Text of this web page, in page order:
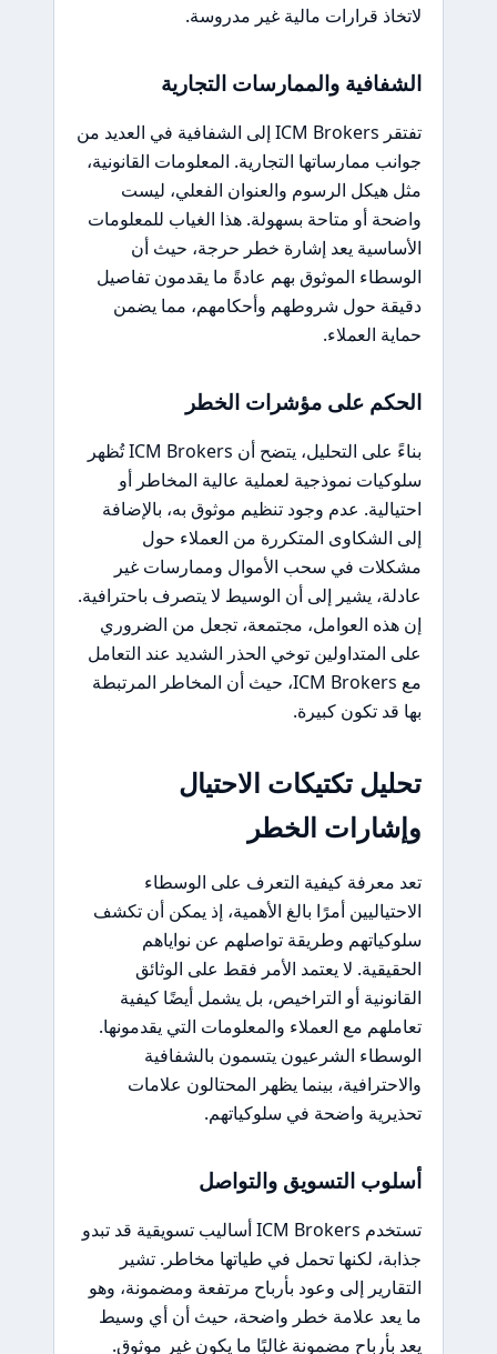
لاتخاذ قرارات مالية غير مدروسة.
الشفافية والممارسات التجارية
تفتقر ICM Brokers إلى الشفافية في العديد من
جوانب ممارساتها التجارية. المعلومات القانونية،
مثل هيكل الرسوم والعنوان الفعلي، ليست
واضحة أو متاحة بسهولة. هذا الغياب للمعلومات
الأساسية يعد إشارة خطر حرجة، حيث أن
الوسطاء الموثوق بهم عادةً ما يقدمون تفاصيل
دقيقة حول شروطهم وأحكامهم، مما يضمن
حماية العملاء.
الحكم على مؤشرات الخطر
بناءً على التحليل، يتضح أن ICM Brokers تُظهر
سلوكيات نموذجية لعملية عالية المخاطر أو
احتيالية. عدم وجود تنظيم موثوق به، بالإضافة
إلى الشكاوى المتكررة من العملاء حول
مشكلات في سحب الأموال وممارسات غير
عادلة، يشير إلى أن الوسيط لا يتصرف باحترافية.
إن هذه العوامل، مجتمعة، تجعل من الضروري
على المتداولين توخي الحذر الشديد عند التعامل
مع ICM Brokers، حيث أن المخاطر المرتبطة
بها قد تكون كبيرة.
تحليل تكتيكات الاحتيال
وإشارات الخطر
تعد معرفة كيفية التعرف على الوسطاء
الاحتياليين أمرًا بالغ الأهمية، إذ يمكن أن تكشف
سلوكياتهم وطريقة تواصلهم عن نواياهم
الحقيقية. لا يعتمد الأمر فقط على الوثائق
القانونية أو التراخيص، بل يشمل أيضًا كيفية
تعاملهم مع العملاء والمعلومات التي يقدمونها.
الوسطاء الشرعيون يتسمون بالشفافية
والاحترافية، بينما يظهر المحتالون علامات
تحذيرية واضحة في سلوكياتهم.
أسلوب التسويق والتواصل
تستخدم ICM Brokers أساليب تسويقية قد تبدو
جذابة، لكنها تحمل في طياتها مخاطر. تشير
التقارير إلى وعود بأرباح مرتفعة ومضمونة، وهو
ما يعد علامة خطر واضحة، حيث أن أي وسيط
يعد بأرباح مضمونة غالبًا ما يكون غير موثوق.